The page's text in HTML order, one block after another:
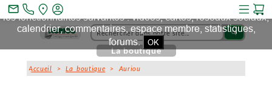
search
La boutique
Accueil >La boutique > Auriou
mail_outline
Ce site et des sites tiers qu'il utilise collectent des cookies pour
les fonctionnalités suivantes : vidéos, cartes, réseaux sociaux,
calendrier, commentaires, espace membre, statistiques,
forums. OK